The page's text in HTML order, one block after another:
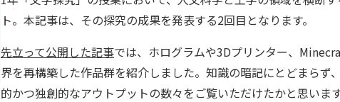
ト。本記事は、その探究の成果を発表する2回目となります。
先立って公開した記事では、ホログラムや3Dプリンター、
界を再構築した作品群を紹介しました。知識の暗記にとどまら
的かつ独創的なアウトプットの数々をご覧いただけたかと思います